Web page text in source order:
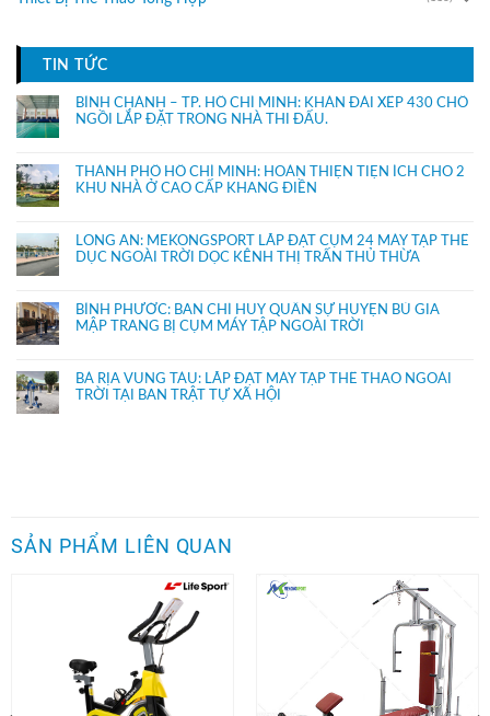
TIN TỨC
BÌNH CHÁNH – TP. HỒ CHÍ MINH: KHÁN ĐÀI XẾP 430 CHỔ
NGỒI LẮP ĐẶT TRONG NHÀ THI ĐẤU.
THÀNH PHỐ HỒ CHÍ MINH: HOÀN THIỆN TIỆN ÍCH CHO 2
KHU NHÀ Ở CAO CẤP KHANG ĐIỀN
LONG AN: MEKONGSPORT LẮP ĐẶT CỤM 24 MÁY TẬP THỂ
DỤC NGOÀI TRỜI DỌC KÊNH THỊ TRẤN THỦ THỪA
BÌNH PHƯỚC: BAN CHỈ HUY QUÂN SỰ HUYỆN BÙ GIA
MẬP TRANG BỊ CỤM MÁY TẬP NGOÀI TRỜI
BÀ RỊA VŨNG TÀU: LẮP ĐẶT MÁY TẬP THỂ THAO NGOÀI
TRỜI TẠI BAN TRẬT TỰ XÃ HỘI
SẢN PHẨM LIÊN QUAN